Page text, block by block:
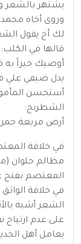
يشتهر بالشعر
وروى أخاه
لك أخ يقول
قالها في الكلب:
أوصيك خيراً به
يدل ضيفي علي
أستحسن
الشطرنج:
أرض مربعة
مظالم حلوان
المعتصم بفتح
الشعر أشبه
على عدم
يعامل أهل